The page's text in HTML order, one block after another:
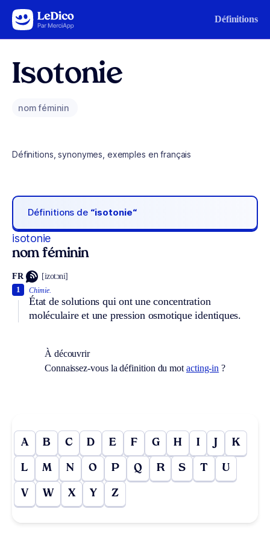
Aller au contenu Définitions
Isotonie
nom féminin
Définitions, synonymes, exemples en français
Définitions de “isotonie“
isotonie
nom féminin
FR [izotɔni]
Chimie.
État de solutions qui ont une concentration
moléculaire et une pression osmotique identiques.
1
À découvrir
Connaissez-vous la définition du mot acting-in ?
A B C D E F G H I J K
L M N O P Q R S T U
V W X Y Z